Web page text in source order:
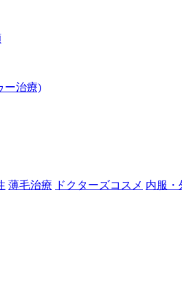
ー治療)
薄毛治療 ドクターズコスメ 内服・